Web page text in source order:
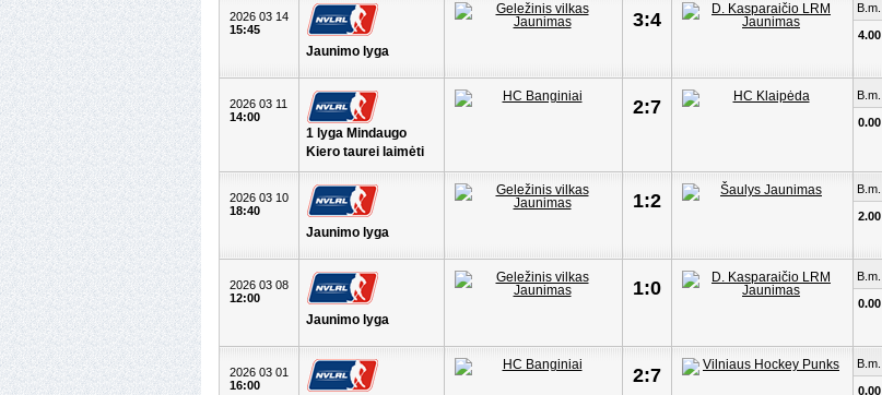
2026 03 14
15:45
Jaunimo lyga
3:4
B.m.
4.00
2026 03 11
14:00
1 lyga Mindaugo
Kiero taurei laimėti
2:7
B.m.
0.00
2026 03 10
18:40
Jaunimo lyga
1:2
B.m.
2.00
2026 03 08
12:00
Jaunimo lyga
1:0
B.m.
0.00
2026 03 01
16:00
2:7
B.m.
0.00